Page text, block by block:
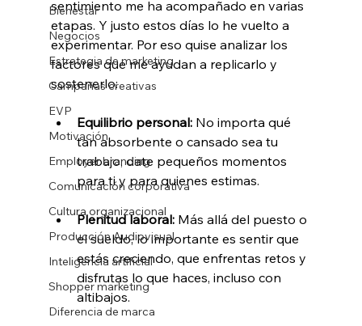
Bienestar
Negocios
Estrategia de marketing
Campañas creativas
EVP
Motivación
Employer branding
Comunicación corporativa
Cultura organizacional
Producción Audiovisual
Inteligencia artificial
Shopper marketing
Diferencia de marca
sentimiento me ha acompañado en varias
etapas. Y justo estos días lo he vuelto a
experimentar. Por eso quise analizar los
factores que me ayudan a replicarlo y
sostenerlo:
Equilibrio personal: No importa qué
tan absorbente o cansado sea tu
trabajo, date pequeños momentos
para ti y para quienes estimas.
Plenitud laboral: Más allá del puesto o
el sueldo, lo importante es sentir que
estás creciendo, que enfrentas retos y
disfrutas lo que haces, incluso con
altibajos.